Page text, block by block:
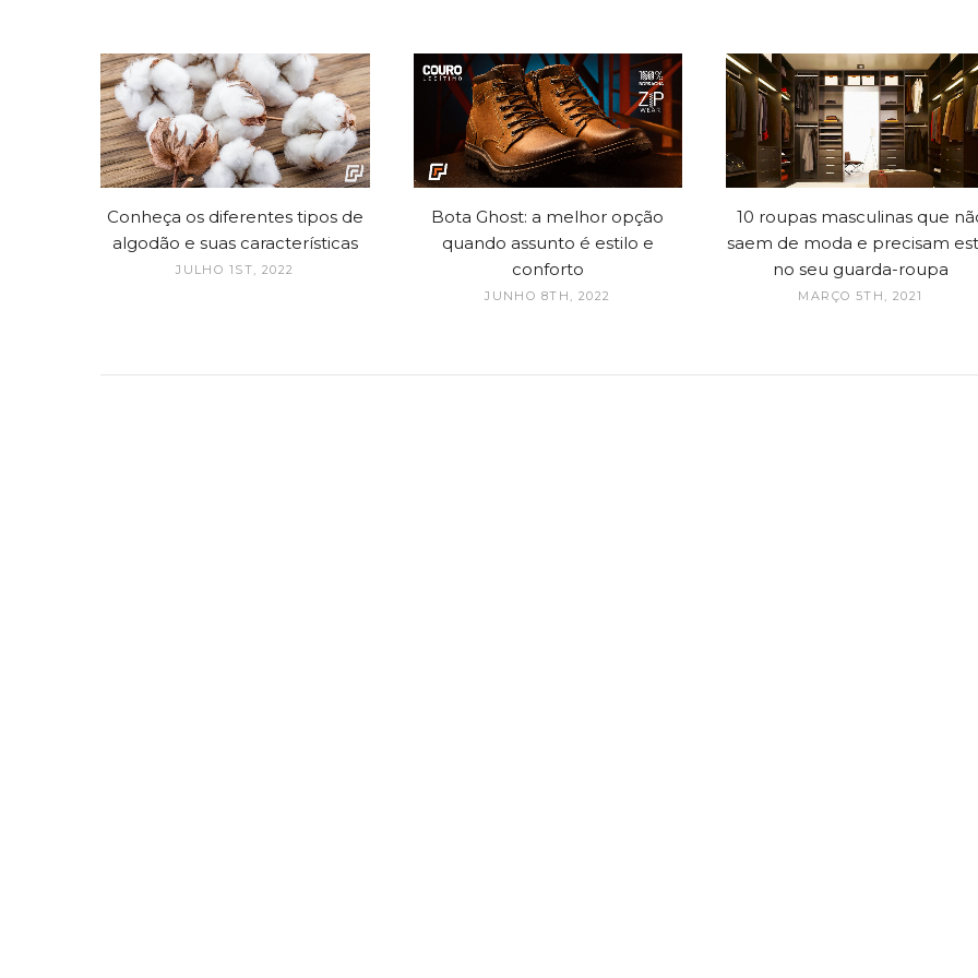
Conheça os diferentes tipos de
algodão e suas características
JULHO 1ST, 2022
Bota Ghost: a melhor opção
quando assunto é estilo e
conforto
JUNHO 8TH, 2022
10 roupas masculinas que
saem de moda e precisam
no seu guarda-roupa
MARÇO 5TH, 2021